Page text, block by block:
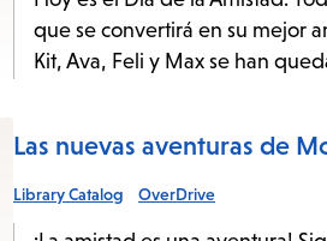
que se convertirá en su mejor
Kit, Ava, Feli y Max se han
Las nuevas aventuras de
Library Catalog OverDrive